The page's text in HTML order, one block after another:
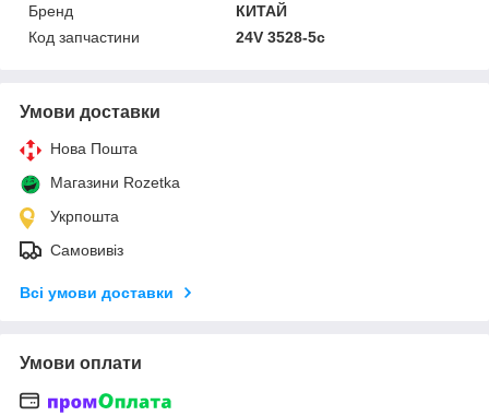
Бренд
КИТАЙ
Код запчастини
24V 3528-5с
Умови доставки
Нова Пошта
Магазини Rozetka
Укрпошта
Самовивіз
Всі умови доставки
Умови оплати